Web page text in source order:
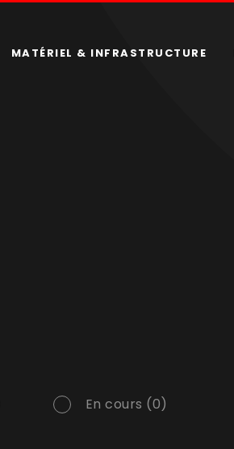
MATÉRIEL & INFRASTRUCTURE
En cours (0)